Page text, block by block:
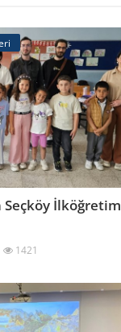
İlköğretim
1421